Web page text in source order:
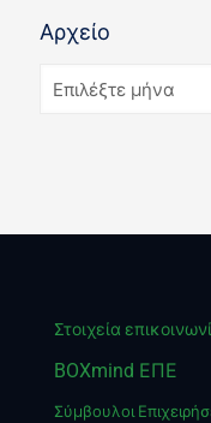
Αρχείο
Στοιχεία
BOXmind ΕΠΕ
Σύμβουλοι